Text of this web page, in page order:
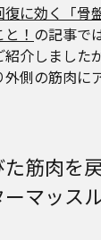
復に効く「骨
！ の記事で
介しました
側の筋肉に
筋肉を
マッス